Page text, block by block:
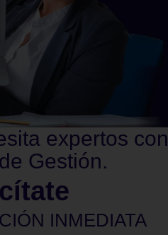
expertos con
Gestión.
INMEDIATA